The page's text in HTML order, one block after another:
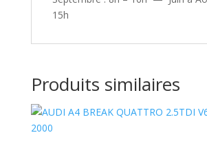
15h
Produits similaires